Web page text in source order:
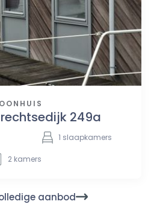
249a
1 slaapkamers
2 kamers
aanbod